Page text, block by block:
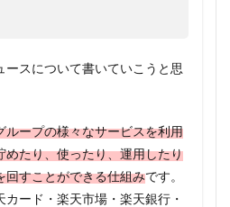
ースについて書いていこうと思
ループの様々なサービスを利用
めたり、使ったり、運用したり
回すことができる仕組みです。
ード・楽天市場・楽天銀行・